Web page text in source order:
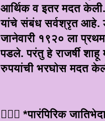
आर्थिक व इतर मदत
यांचे संबंध सर्वश्रृत आहे.
जानेवारी १९२० ला
पडले. परंतु हे राजर्षी शाहू
रुपयांची भरघोस मदत
🙋🏻‍♂️ *पारंपिरिक